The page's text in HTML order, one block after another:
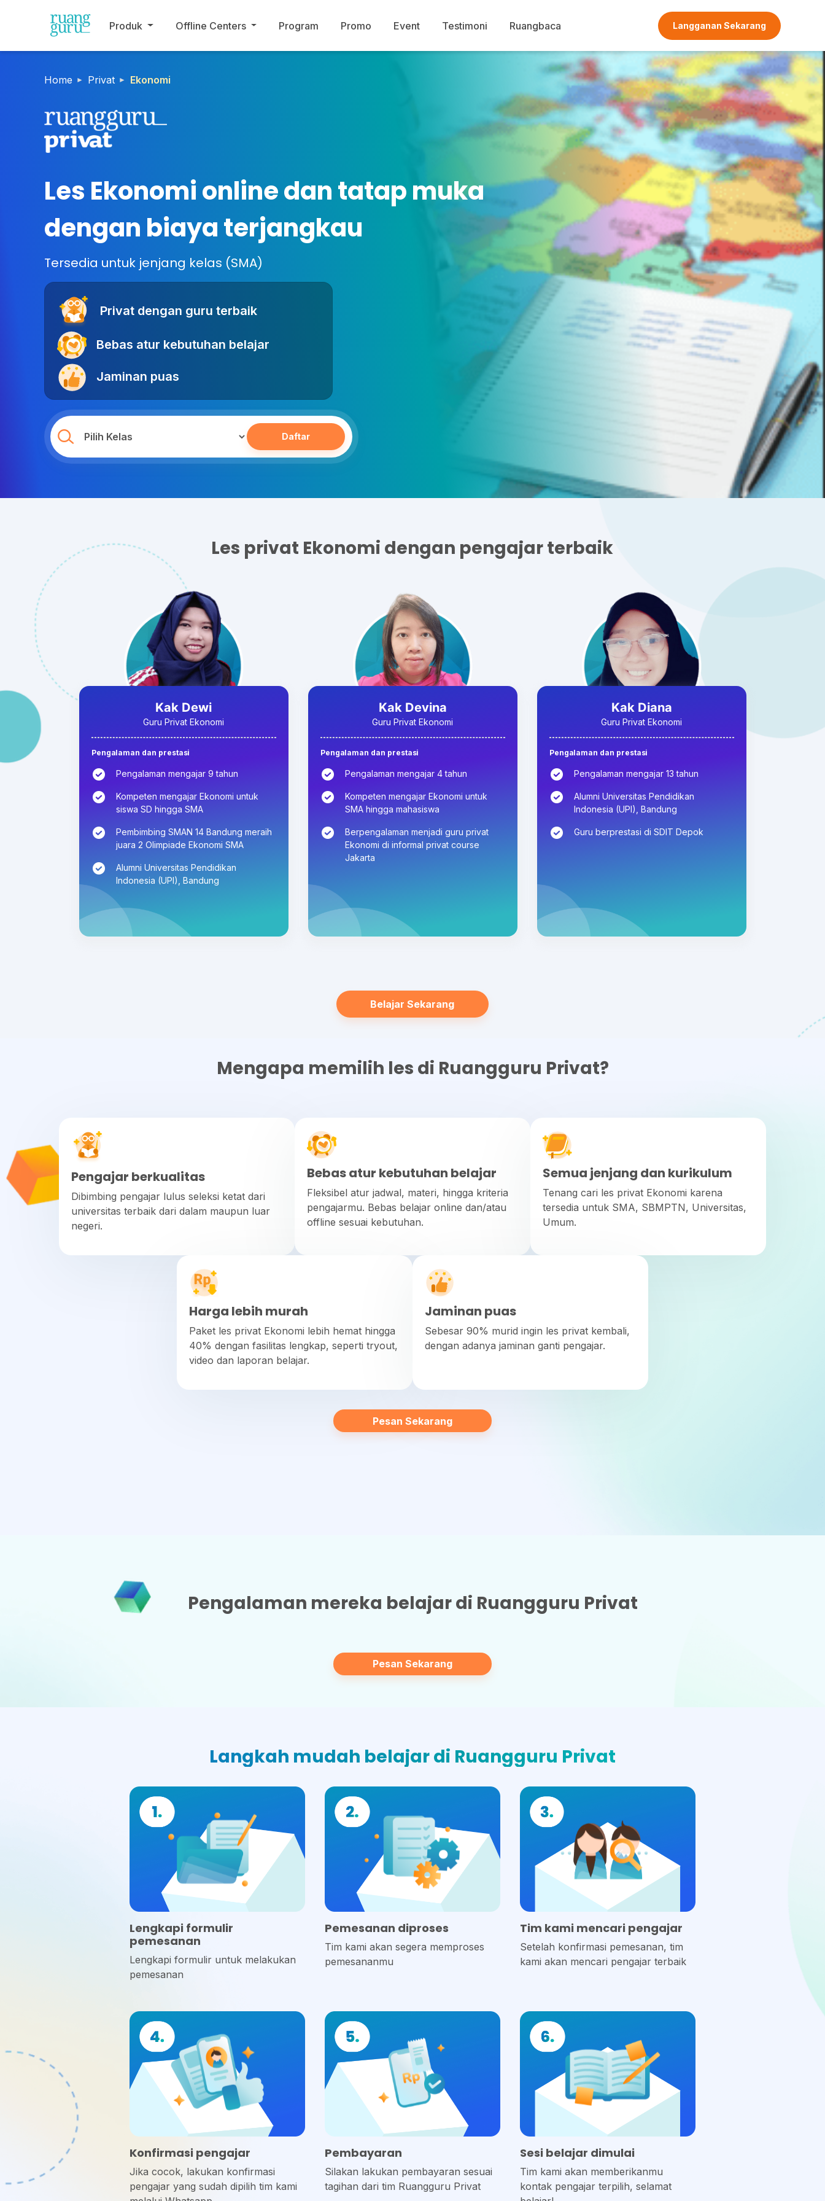
Produk Offline Centers Program Promo Event Testimoni Ruangbaca Langganan Sekarang
Home Privat Ekonomi
Les Ekonomi online dan tatap muka
dengan biaya terjangkau
Tersedia untuk jenjang kelas (SMA)
Privat dengan guru terbaik
Bebas atur kebutuhan belajar
Jaminan puas
Daftar
Les privat Ekonomi dengan pengajar terbaik
Kak Dewi
Guru Privat Ekonomi
Pengalaman dan prestasi
Pengalaman mengajar 9 tahun
Kompeten mengajar Ekonomi untuk
siswa SD hingga SMA
Pembimbing SMAN 14 Bandung meraih
juara 2 Olimpiade Ekonomi SMA
Alumni Universitas Pendidikan
Indonesia (UPI), Bandung
Kak Devina
Guru Privat Ekonomi
Pengalaman dan prestasi
Pengalaman mengajar 4 tahun
Kompeten mengajar Ekonomi untuk
SMA hingga mahasiswa
Berpengalaman menjadi guru privat
Ekonomi di informal privat course
Jakarta
Kak Diana
Guru Privat Ekonomi
Pengalaman dan prestasi
Pengalaman mengajar 13 tahun
Alumni Universitas Pendidikan
Indonesia (UPI), Bandung
Guru berprestasi di SDIT Depok
Belajar Sekarang
Mengapa memilih les di Ruangguru Privat?
Pengajar berkualitas
Dibimbing pengajar lulus seleksi ketat dari
universitas terbaik dari dalam maupun luar
negeri.
Bebas atur kebutuhan belajar
Fleksibel atur jadwal, materi, hingga kriteria
pengajarmu. Bebas belajar online dan/atau
offline sesuai kebutuhan.
Semua jenjang dan kurikulum
Tenang cari les privat Ekonomi karena
tersedia untuk SMA, SBMPTN, Universitas,
Umum.
Harga lebih murah
Paket les privat Ekonomi lebih hemat hingga
40% dengan fasilitas lengkap, seperti tryout,
video dan laporan belajar.
Jaminan puas
Sebesar 90% murid ingin les privat kembali,
dengan adanya jaminan ganti pengajar.
Pesan Sekarang
Pengalaman mereka belajar di Ruangguru Privat
Pesan Sekarang
Langkah mudah belajar di Ruangguru Privat
Lengkapi formulir
pemesanan
Lengkapi formulir untuk melakukan
pemesanan
Pemesanan diproses
Tim kami akan segera memproses
pemesananmu
Tim kami mencari pengajar
Setelah konfirmasi pemesanan, tim
kami akan mencari pengajar terbaik
Konfirmasi pengajar
Jika cocok, lakukan konfirmasi
pengajar yang sudah dipilih tim kami
Pembayaran
Silakan lakukan pembayaran sesuai
tagihan dari tim Ruangguru Privat
Sesi belajar dimulai
Tim kami akan memberikanmu
kontak pengajar terpilih, selamat